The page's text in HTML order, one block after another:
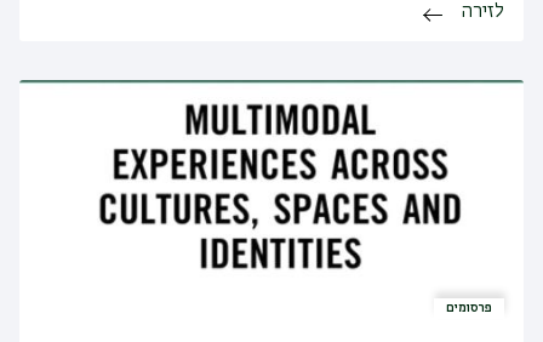
לזירה
פרסומים